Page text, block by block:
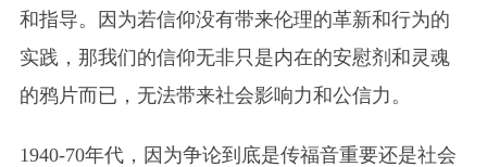
和指导。因为若信仰没有带来伦理的革新和行为的
实践，那我们的信仰无非只是内在的安慰剂和灵魂
的鸦片而已，无法带来社会影响力和公信力。
1940-70年代，因为争论到底是传福音重要还是社会